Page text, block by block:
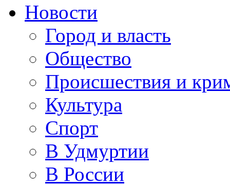
Новости
Город и власть
Общество
Происшествия и
Культура
Спорт
В Удмуртии
В России